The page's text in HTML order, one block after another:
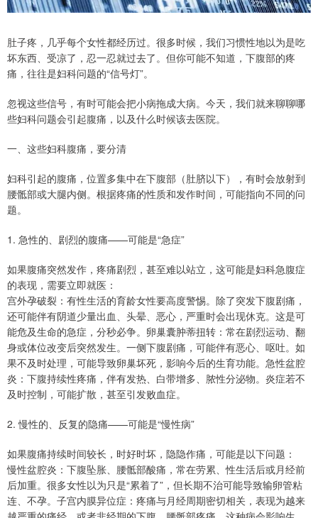
肚子疼，几乎每个女性都经历过。很多时候，我们习惯性地以为是吃
坏东西、受凉了，忍一忍就过去了。但你可能不知道，下腹部的疼
痛，往往是妇科问题的“信号灯”。
忽视这些信号，有时可能会把小病拖成大病。今天，我们就来聊聊哪
些妇科问题会引起腹痛，以及什么时候该去医院。
一、这些妇科腹痛，要分清
妇科引起的腹痛，位置多集中在下腹部（肚脐以下），有时会放射到
腰骶部或大腿内侧。根据疼痛的性质和发作时间，可能指向不同的问
题。
1. 急性的、剧烈的腹痛——可能是“急症”
如果腹痛突然发作，疼痛剧烈，甚至难以站立，这可能是妇科急腹症
的表现，需要立即就医：
宫外孕破裂：有性生活的育龄女性要高度警惕。除了突发下腹剧痛，
还可能伴有阴道少量出血、头晕、恶心，严重时会出现休克。这是可
能危及生命的急症，分秒必争。卵巢囊肿蒂扭转：常在剧烈运动、翻
身或体位改变后突然发生。一侧下腹剧痛，可能伴有恶心、呕吐。如
果不及时处理，可能导致卵巢坏死，影响今后的生育功能。急性盆腔
炎：下腹持续性疼痛，伴有发热、白带增多、脓性分泌物。炎症若不
及时控制，可能扩散，甚至引发败血症。
2. 慢性的、反复的隐痛——可能是“慢性病”
如果腹痛持续时间较长，时好时坏，隐隐作痛，可能是以下问题：
慢性盆腔炎：下腹坠胀、腰骶部酸痛，常在劳累、性生活后或月经前
后加重。很多女性以为只是“累着了”，但长期不治可能导致输卵管粘
连、不孕。子宫内膜异位症：疼痛与月经周期密切相关，表现为越来